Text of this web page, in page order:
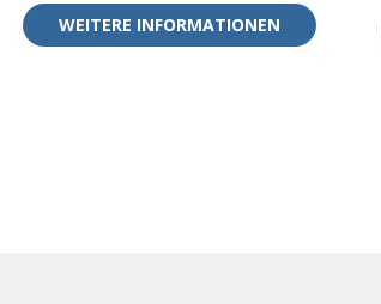
WEITERE INFORMATIONEN